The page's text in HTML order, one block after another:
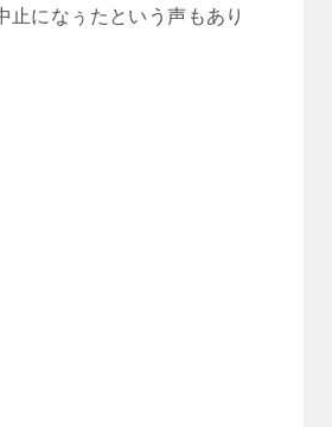
になぅたという声もあり